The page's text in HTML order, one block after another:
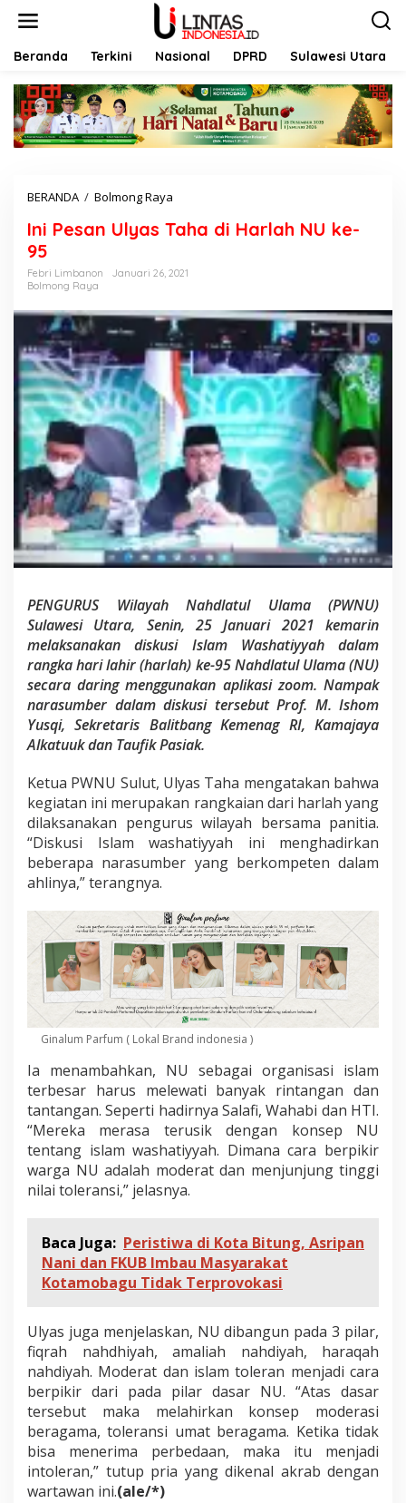
Beranda Terkini Nasional DPRD Sulawesi Utara
BERANDA / Bolmong Raya
i
s
n
U
l
y
s
T
a
h
a
d
H
a
r
l
a
U
k
e
-
9
5
Ini Pesan Ulyas Taha di Harlah NU ke-
95
Febri Limbanon
Januari 26, 2021
Bolmong Raya
PENGURUS Wilayah Nahdlatul Ulama (PWNU)
Sulawesi Utara, Senin, 25 Januari 2021 kemarin
melaksanakan diskusi Islam Washatiyyah dalam
rangka hari lahir (harlah) ke-95 Nahdlatul Ulama (NU)
secara daring menggunakan aplikasi zoom. Nampak
narasumber dalam diskusi tersebut Prof. M. Ishom
Yusqi, Sekretaris Balitbang Kemenag RI, Kamajaya
Alkatuuk dan Taufik Pasiak.
Ketua PWNU Sulut, Ulyas Taha mengatakan bahwa
kegiatan ini merupakan rangkaian dari harlah yang
dilaksanakan pengurus wilayah bersama panitia.
“Diskusi Islam washatiyyah ini menghadirkan
beberapa narasumber yang berkompeten dalam
ahlinya,” terangnya.
Ginalum Parfum ( Lokal Brand indonesia )
Ia menambahkan, NU sebagai organisasi islam
terbesar harus melewati banyak rintangan dan
tantangan. Seperti hadirnya Salafi, Wahabi dan HTI.
“Mereka merasa terusik dengan konsep NU
tentang islam washatiyyah. Dimana cara berpikir
warga NU adalah moderat dan menjunjung tinggi
nilai toleransi,” jelasnya.
Baca Juga: Peristiwa di Kota Bitung, Asripan
Nani dan FKUB Imbau Masyarakat
Kotamobagu Tidak Terprovokasi
Ulyas juga menjelaskan, NU dibangun pada 3 pilar,
fiqrah nahdhiyah, amaliah nahdiyah, haraqah
nahdiyah. Moderat dan islam toleran menjadi cara
berpikir dari pada pilar dasar NU. “Atas dasar
tersebut maka melahirkan konsep moderasi
beragama, toleransi umat beragama. Ketika tidak
bisa menerima perbedaan, maka itu menjadi
intoleran,” tutup pria yang dikenal akrab dengan
wartawan ini.(ale/*)